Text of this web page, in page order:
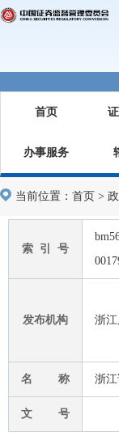
首页
办事服务
当前位置： 首页 >
索 引 号
发布机构 浙江
名 称 浙
文 号